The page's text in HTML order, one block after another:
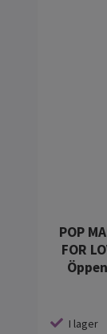
POP
FOR
I lager